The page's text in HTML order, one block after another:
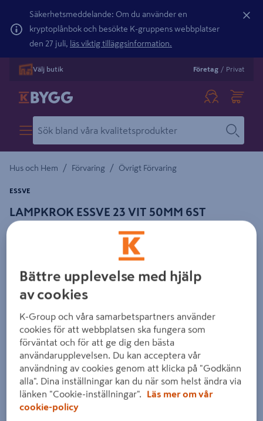
Säkerhetsmeddelande: Om du använder en
kryptoplånbok och besökte K-gruppens webbplatser
den 27 juli, läs viktig tilläggsinformation.
Välj butik Företag / Privat
Hus och Hem / Förvaring / Övrigt Förvaring
LAMPKROK ESSVE 23 VIT 50MM 6ST
ESSVE
Detaljerad beskrivning finns i produktbeskrivningsområdet
Bättre upplevelse med hjälp
av cookies
K-Group och våra samarbetspartners använder
cookies för att webbplatsen ska fungera som
förväntat och för att ge dig den bästa
användarupplevelsen. Du kan acceptera vår
användning av cookies genom att klicka på "Godkänn
alla". Dina inställningar kan du när som helst ändra via
länken "Cookie-inställningar".
Läs mer om vår
cookie-policy